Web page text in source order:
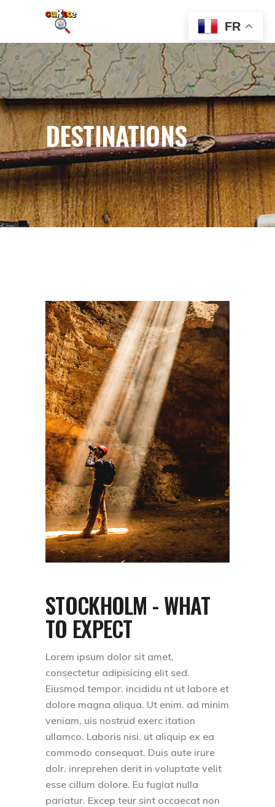
DESTINATIONS
STOCKHOLM - WHAT
TO EXPECT
Lorem ipsum dolor sit amet,
consectetur adipisicing elit sed.
Eiusmod tempor. incididu nt ut labore et
dolore magna aliqua. Ut enim. ad minim
veniam, uis nostrud exerc itation
ullamco. Laboris nisi. ut aliquip ex ea
commodo consequat. Duis aute irure
dolr. inreprehen derit in voluptate velit
esse cillum dolore. Eu fugiat nulla
pariatur. Excep teur sint occaecat non
FR